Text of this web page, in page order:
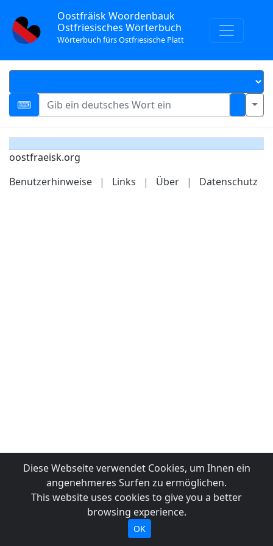
Oostfräisk Woordenbauk
Ostfriesisches Wörterbuch
Wörterbuch fürs Ostfriesische Platt
oostfraeisk.org
Benutzerhinweise
| Links | Über | Datenschutz
Diese Webseite verwendet Cookies, um Ihnen ein
angenehmeres Surfen zu ermöglichen.
This website uses cookies to give you a better
browsing experience.
OK